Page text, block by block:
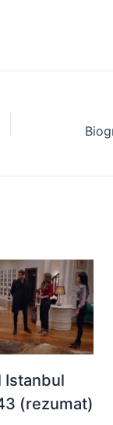
Istanbul
(rezumat)